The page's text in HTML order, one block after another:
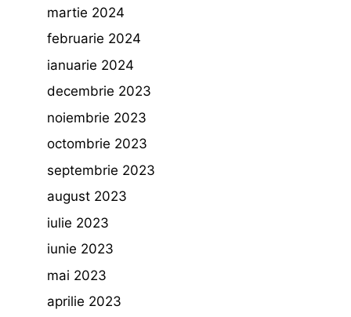
martie 2024
februarie 2024
ianuarie 2024
decembrie 2023
noiembrie 2023
octombrie 2023
septembrie 2023
august 2023
iulie 2023
iunie 2023
mai 2023
aprilie 2023